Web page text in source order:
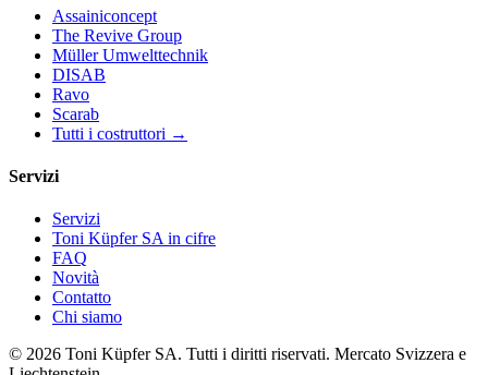
Assainiconcept
The Revive Group
Müller Umwelttechnik
DISAB
Ravo
Scarab
Tutti i costruttori →
Servizi
Servizi
Toni Küpfer SA in cifre
FAQ
Novità
Contatto
Chi siamo
© 2026 Toni Küpfer SA. Tutti i diritti riservati. Mercato Svizzera e